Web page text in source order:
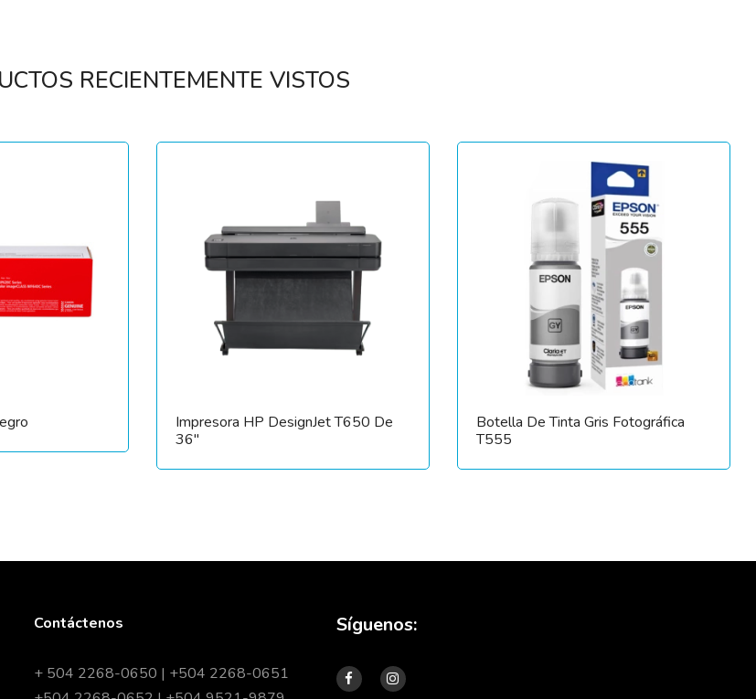
RECIENTEMENTE VISTOS
Impresora HP DesignJet T650 De
36″
Botella De Tinta Gris Fotográfica
T555
Contáctenos
+ 504 2268-0650 | +504 2268-0651
Síguenos: